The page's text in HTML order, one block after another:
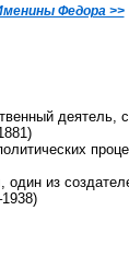
Федора >>
деятель,
из